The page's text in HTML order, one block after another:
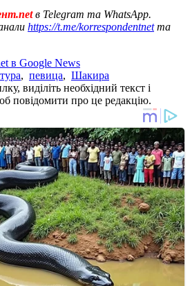
в Telegram та WhatsApp.
https://t.me/korrespondentnetта
в Google News
, певица, Шакира
виділіть необхідний текст і
повідомити про це редакцію.